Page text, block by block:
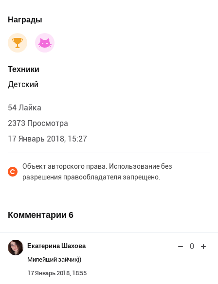
Награды
Техники
Детский
54 Лайка
2373 Просмотра
17 Январь 2018, 15:27
Объект авторского права. Использование без
разрешения правообладателя запрещено.
Комментарии 6
Екатерина Шахова 0
Милейший зайчик))
17 Январь 2018, 18:55